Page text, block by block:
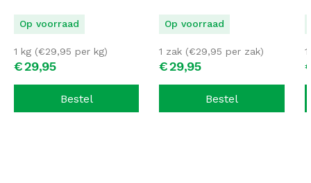
Op voorraad
€29,95
1 kg (€29,95 per kg)
Bestel
Op voorraad
€29,95
1 zak (€29,95 per zak)
Bestel